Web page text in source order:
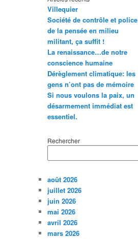
Villequier
Société de contrôle et police
de la pensée en milieu
militant, ça suffit !
La renaissance…de notre
conscience humaine
Dérèglement climatique: les
gens n’ont pas de mémoire
Si nous voulons la paix, un
désarmement immédiat est
essentiel.
Rechercher
août 2026
juillet 2026
juin 2026
mai 2026
avril 2026
mars 2026